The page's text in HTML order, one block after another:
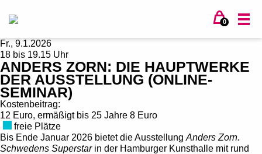
0
Fr., 9.1.2026
18 bis 19.15 Uhr
ANDERS ZORN: DIE HAUPTWERKE
DER AUSSTELLUNG (ONLINE-
SEMINAR)
Kostenbeitrag:
12 Euro, ermäßigt bis 25 Jahre 8 Euro
freie Plätze
Bis Ende Januar 2026 bietet die Ausstellung Anders Zorn.
Schwedens Superstarin der Hamburger Kunsthalle mit rund